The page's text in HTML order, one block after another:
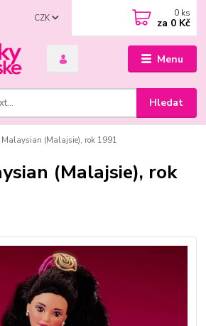
Menu
CZK
Hledat
0 ks
za 0 Kč
Malaysian (Malajsie), rok 1991
(Malajsie), rok